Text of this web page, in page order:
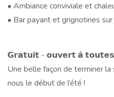
• Ambiance conviviale et
• Bar payant et grignotines
𝗚𝗿𝗮𝘁𝘂𝗶𝘁 - 𝗼𝘂𝘃𝗲𝗿𝘁 𝗮̀
Une belle façon de terminer
nous le début de l’été !